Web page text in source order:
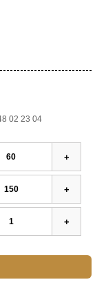
02 23 04
+
+
+